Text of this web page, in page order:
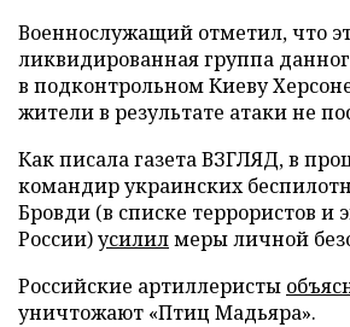
Военнослужащий отметил, что
ликвидированная группа
в подконтрольном Киеву
жители в результате атаки не
Как писала газета ВЗГЛЯД, в
командир украинских
Бровди (в списке террористов и
России)усилилмеры личной
Российские артиллеристы
уничтожают «Птиц Мадьяра».